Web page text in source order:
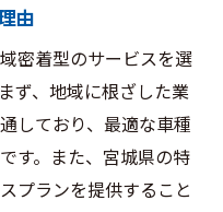
由
密着型のサービスを選
ず、地域に根ざした業
しており、最適な車種
す。また、宮城県の特
プランを提供すること